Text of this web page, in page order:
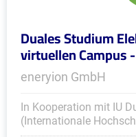
Duales Studium
virtuellen Campus
eneryion GmbH
In Kooperation mit IU
(Internationale